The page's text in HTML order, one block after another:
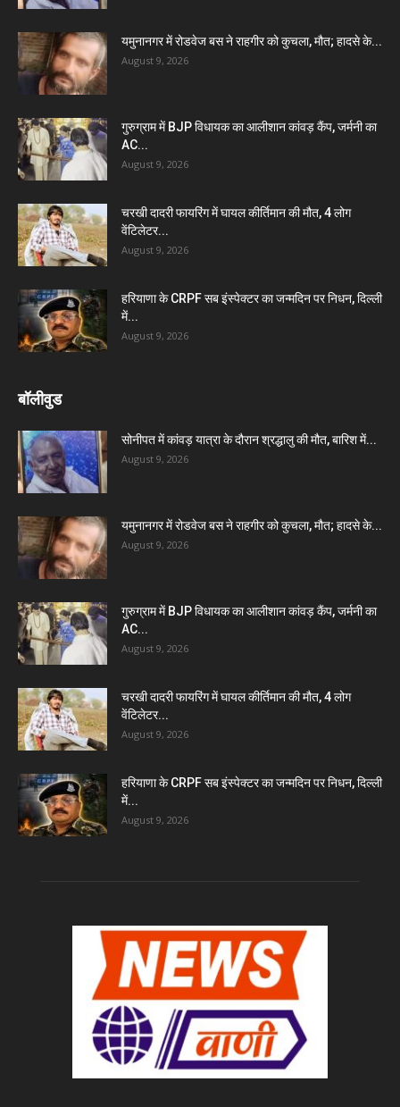
यमुनानगर में रोडवेज बस ने राहगीर को कुचला, मौत; हादसे के...
August 9, 2026
गुरुग्राम में BJP विधायक का आलीशान कांवड़ कैंप, जर्मनी का
AC...
August 9, 2026
चरखी दादरी फायरिंग में घायल कीर्तिमान की मौत, 4 लोग
वेंटिलेटर...
August 9, 2026
हरियाणा के CRPF सब इंस्पेक्टर का जन्मदिन पर निधन, दिल्ली
में...
August 9, 2026
बॉलीवुड
सोनीपत में कांवड़ यात्रा के दौरान श्रद्धालु की मौत, बारिश में...
August 9, 2026
यमुनानगर में रोडवेज बस ने राहगीर को कुचला, मौत; हादसे के...
August 9, 2026
गुरुग्राम में BJP विधायक का आलीशान कांवड़ कैंप, जर्मनी का
AC...
August 9, 2026
चरखी दादरी फायरिंग में घायल कीर्तिमान की मौत, 4 लोग
वेंटिलेटर...
August 9, 2026
हरियाणा के CRPF सब इंस्पेक्टर का जन्मदिन पर निधन, दिल्ली
में...
August 9, 2026